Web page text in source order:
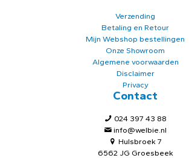
Verzending
Betaling en Retour
Mijn Webshop bestellingen
Onze Showroom
Algemene voorwaarden
Disclaimer
Privacy
Contact
024 397 43 88
info@welbie.nl
Hulsbroek 7
6562 JG Groesbeek